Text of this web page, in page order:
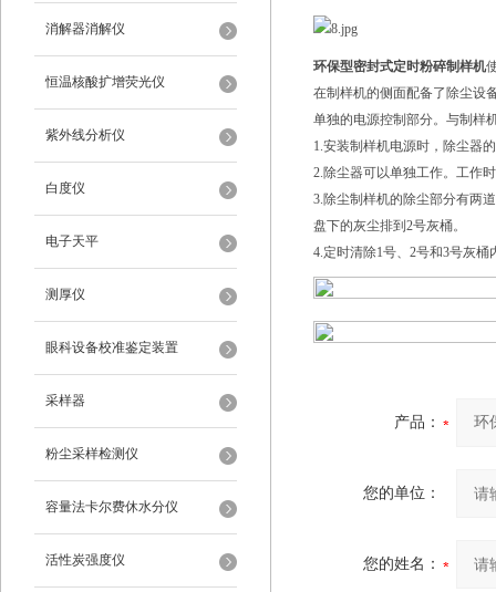
消解器消解仪
恒温核酸扩增荧光仪
紫外线分析仪
白度仪
电子天平
测厚仪
眼科设备校准鉴定装置
采样器
粉尘采样检测仪
容量法卡尔费休水分仪
活性炭强度仪
环保型密封式定时粉碎制样机
在制样机的侧面配备了除尘设
单独的电源控制部分。与制样
1.安装制样机电源时，除尘器
2.除尘器可以单独工作。工作
3.除尘制样机的除尘部分有两
盘下的灰尘排到2号灰桶。
4.定时清除1号、2号和3号灰桶
产品：
您的单位：
您的姓名：